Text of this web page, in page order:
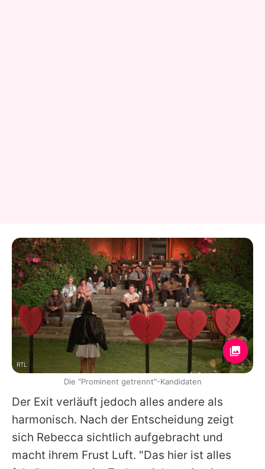
Der Exit verläuft jedoch alles andere als
harmonisch. Nach der Entscheidung zeigt
sich Rebecca sichtlich aufgebracht und
macht ihrem Frust Luft. "Das hier ist alles
RTL
Die "Prominent getrennt"-Kandidaten